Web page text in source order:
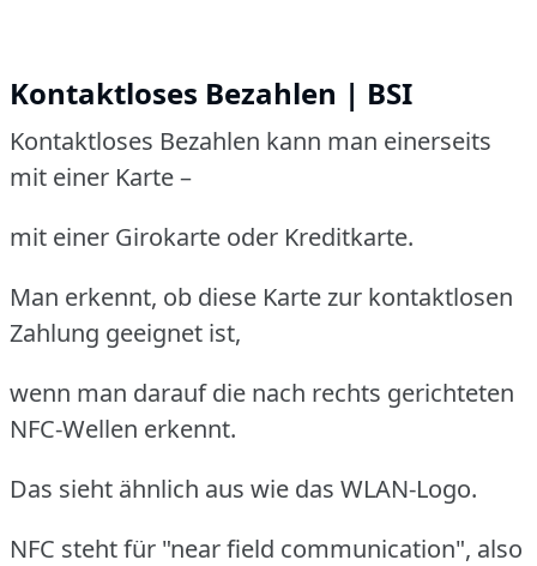
Kontaktloses Bezahlen | BSI
Kontaktloses Bezahlen kann man einerseits
mit einer Karte –
mit einer Girokarte oder Kreditkarte.
Man erkennt, ob diese Karte zur kontaktlosen
Zahlung geeignet ist,
wenn man darauf die nach rechts gerichteten
NFC-Wellen erkennt.
Das sieht ähnlich aus wie das WLAN-Logo.
NFC steht für "near field communication", also